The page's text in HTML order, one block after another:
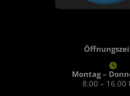
Montag –
8.00 – 16.00